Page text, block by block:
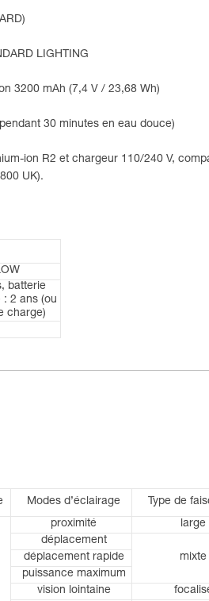
LIGHTING
3200 mAh (7,4 V / 23,68 Wh)
30 minutes en eau douce)
ion R2 et chargeur 110/240 V,
UK).
batterie
2 ans (ou
charge)
Modes d’éclairage Type de
proximité large
déplacement
mixte
déplacement rapide
puissance maximum
vision lointaine